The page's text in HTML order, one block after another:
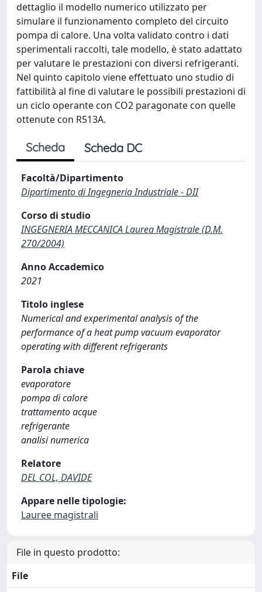
dettaglio il modello numerico utilizzato per
simulare il funzionamento completo del circuito
pompa di calore. Una volta validato contro i dati
sperimentali raccolti, tale modello, è stato adattato
per valutare le prestazioni con diversi refrigeranti.
Nel quinto capitolo viene effettuato uno studio di
fattibilità al fine di valutare le possibili prestazioni di
un ciclo operante con CO2 paragonate con quelle
ottenute con R513A.
Scheda Scheda DC
Facoltà/Dipartimento
Dipartimento di Ingegneria Industriale - DII
Corso di studio
INGEGNERIA MECCANICA Laurea Magistrale (D.M.
270/2004)
Anno Accademico
2021
Titolo inglese
Numerical and experimental analysis of the
performance of a heat pump vacuum evaporator
operating with different refrigerants
Parola chiave
evaporatore
pompa di calore
trattamento acque
refrigerante
analisi numerica
Relatore
DEL COL, DAVIDE
Appare nelle tipologie:
Lauree magistrali
File in questo prodotto:
File